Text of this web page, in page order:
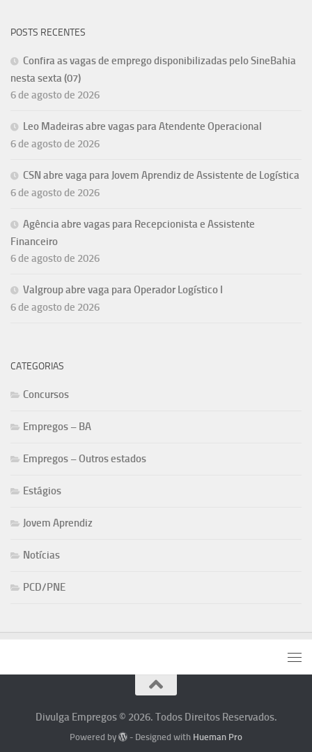
POSTS RECENTES
Confira as vagas de emprego disponibilizadas pelo SineBahia
nesta sexta (07)
6 de agosto de 2026
Leo Madeiras abre vagas para Atendente Operacional
6 de agosto de 2026
CSN abre vaga para Jovem Aprendiz de Assistente de Logística
6 de agosto de 2026
Agência abre vagas para Recepcionista e Assistente
Financeiro
6 de agosto de 2026
Valgroup abre vaga para Operador Logístico I
6 de agosto de 2026
CATEGORIAS
Concursos
Empregos – BA
Empregos – Outros estados
Estágios
Jovem Aprendiz
Notícias
PCD/PNE
Divulga Empregos © 2026. Todos Direitos Reservados.
Powered by - Designed with Hueman Pro